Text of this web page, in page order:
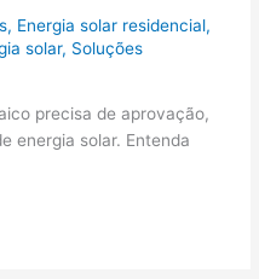
, Energia solar residencial,
solar, Soluções
precisa de aprovação,
energia solar. Entenda